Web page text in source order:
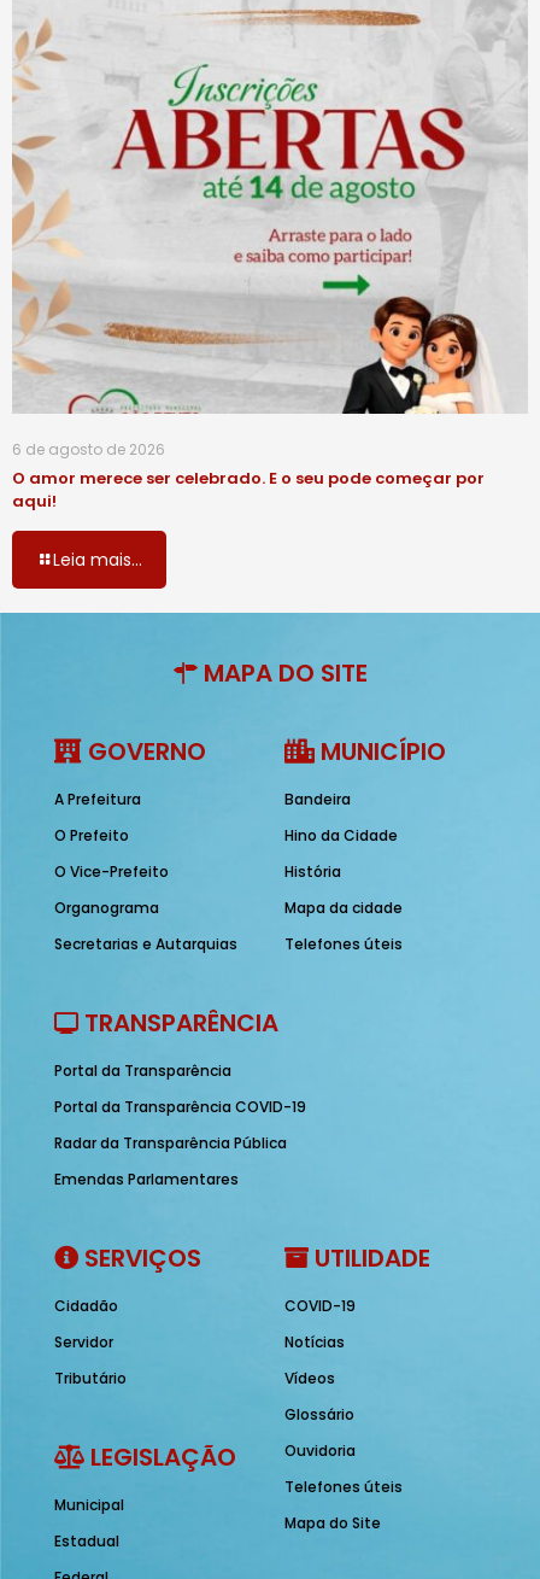
6 de agosto de 2026
O amor merece ser celebrado. E o seu pode começar por
aqui!
Leia mais...
MAPA DO SITE
GOVERNO
A Prefeitura
O Prefeito
O Vice-Prefeito
Organograma
Secretarias e Autarquias
MUNICÍPIO
Bandeira
Hino da Cidade
História
Mapa da cidade
Telefones úteis
TRANSPARÊNCIA
Portal da Transparência
Portal da Transparência COVID-19
Radar da Transparência Pública
Emendas Parlamentares
SERVIÇOS
Cidadão
Servidor
Tributário
LEGISLAÇÃO
Municipal
Estadual
UTILIDADE
COVID-19
Notícias
Vídeos
Glossário
Ouvidoria
Telefones úteis
Mapa do Site